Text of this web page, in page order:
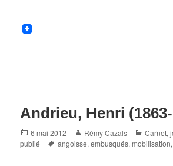
Andrieu, Henri
Posted
on
6 mai 2012 Author
Rémy Cazals Carnet,
publié
Tags
angoisse,embusqués,mobilisation